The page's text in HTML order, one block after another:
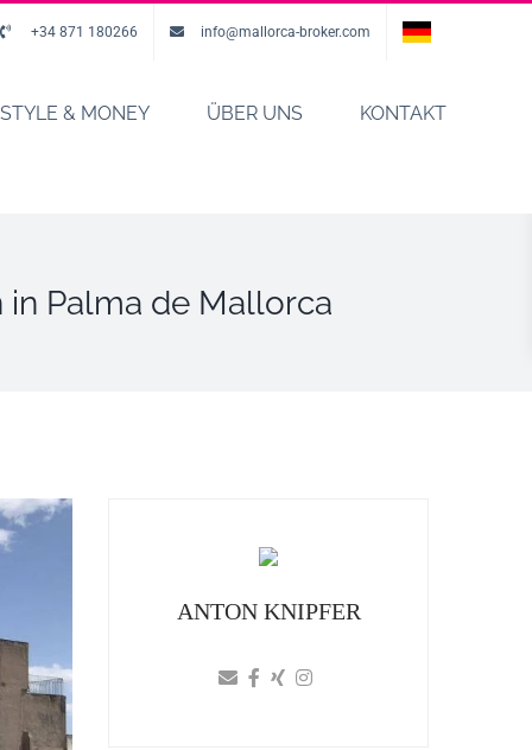
+34 871 180266 info@mallorca-broker.com
& MONEY ÜBER UNS KONTAKT
Palma de Mallorca
ANTON KNIPFER